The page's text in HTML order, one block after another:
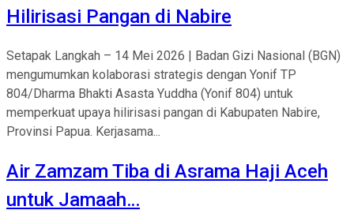
Hilirisasi Pangan di Nabire
Setapak Langkah – 14 Mei 2026 | Badan Gizi Nasional (BGN)
mengumumkan kolaborasi strategis dengan Yonif TP
804/Dharma Bhakti Asasta Yuddha (Yonif 804) untuk
memperkuat upaya hilirisasi pangan di Kabupaten Nabire,
Provinsi Papua. Kerjasama...
Air Zamzam Tiba di Asrama Haji Aceh
untuk Jamaah…